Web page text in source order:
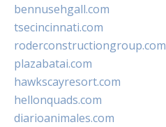
bennusehgall.com
tsecincinnati.com
roderconstructiongroup.com
plazabatai.com
hawkscayresort.com
hellonquads.com
diarioanimales.com